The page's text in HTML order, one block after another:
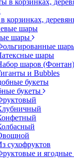
корзинках,
шары
шары
шаров (Фонтан)
и Bubbles
букеты
сухофруктов
и ягодные